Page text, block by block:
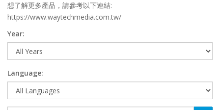
想了解更多產品，請參考以下連結:
https://www.waytechmedia.com.tw/
Year:
Language: